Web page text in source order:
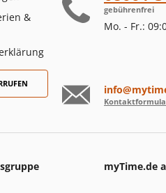
&
gebührenfrei
Mo. - Fr.:
myTime.de